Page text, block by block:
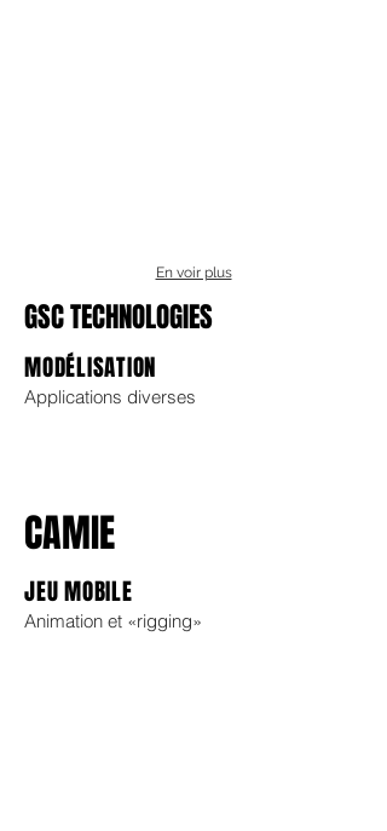
En voir plus
GSC TECHNOLOGIES
MODÉLISATION
Applications diverses
CAMIE
JEU MOBILE
Animation et «rigging»